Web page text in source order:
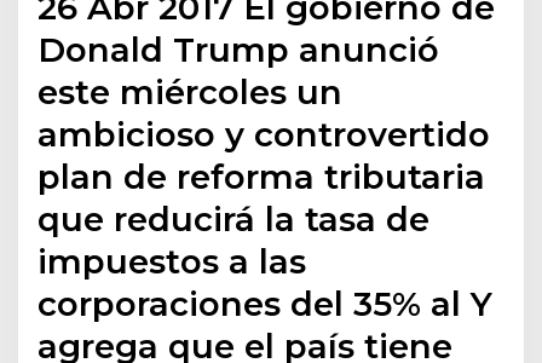
Donald Trump anunció
este miércoles un
ambicioso y controvertido
plan de reforma tributaria
que reducirá la tasa de
impuestos a las
corporaciones del 35% al Y
agrega que el país tiene